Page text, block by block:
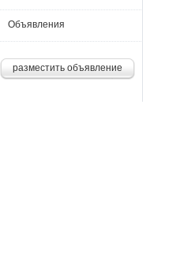
Объявления
разместить объявление